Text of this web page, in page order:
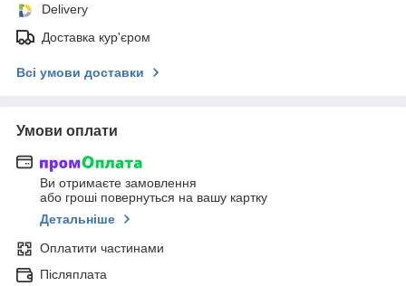
Delivery
Доставка кур'єром
Всі умови доставки
Умови оплати
Ви отримаєте замовлення
або гроші повернуться на вашу картку
Детальніше
Оплатити частинами
Післяплата